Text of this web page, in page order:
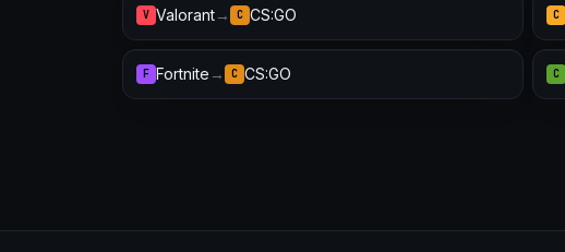
V Valorant→ C CS:GO C
F Fortnite → C CS:GO C